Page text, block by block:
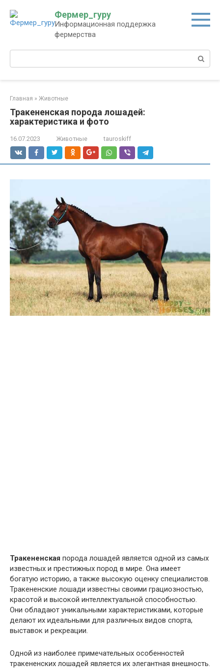
контенту
Фермер_гуру
Информационная поддержка
фермерства
Поиск:
Главная » Животные
Тракененская порода лошадей:
характеристика и фото
16.07.2023 Животные tauroskiff
Тракененская порода лошадей является одной из самых
известных и престижных пород в мире. Она имеет
богатую историю, а также высокую оценку специалистов.
Тракененские лошади известны своими грациозностью,
красотой и высокой интеллектуальной способностью.
Они обладают уникальными характеристиками, которые
делают их идеальными для различных видов спорта,
выставок и рекреации.
Одной из наиболее примечательных особенностей
тракененских лошадей является их элегантная внешность.